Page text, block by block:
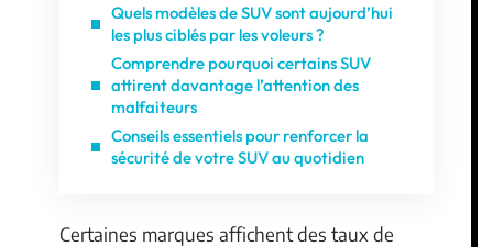
Quels modèles de SUV sont aujourd’hui
les plus ciblés par les voleurs ?
Comprendre pourquoi certains SUV
attirent davantage l’attention des
malfaiteurs
Conseils essentiels pour renforcer la
sécurité de votre SUV au quotidien
Certaines marques affichent des taux de